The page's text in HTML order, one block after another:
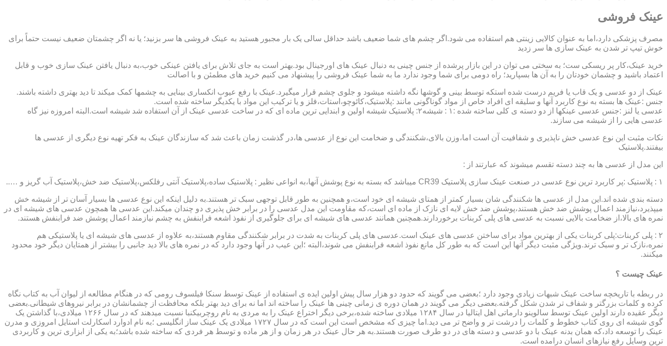
عینک فروشی
مصرف پزشکی دارد،اما به عنوان کالایی زینتی هم استفاده می شود.اگر چشم های شما ضعیف باشد حداقل سالی یک بار مجبور هستید به عینک فروشی ها سر بزنید؛ یا نه اگر چشمتان ضعیف نیست حتماً برای
خوش تیپ تر شدن به عینک سازی ها سر زدید
خرید عینک،کار پر ریسکی ست؛ به سختی می توان در این بازار پرشده از جنس چینی به دنبال عینک های اورجینال بود.بهتر است به جای تلاش برای یافتن عینکی خوب،به دنبال یافتن عینک سازی خوب و قابل
اعتماد باشید و چشمان خودتان را به آن ها بسپارید؛ راه دومی برای شما وجود ندارد ما به شما عینک فروشی را پیشنهاد می کنیم خرید های مطمئن و با اصالت
عینک از دو عدسی و یک قاب یا فریم درست شده استکه توسط بینی و گوشها نگه داشته میشود و جلوی چشم قرار میگیرد.عینک با رفع عیوب انکساری بینایی به چشمها کمک میکند تا دید بهتری داشته باشند.
جنس :عینک ها بسته به نوع کاربرد آنها و سلیقه ای افراد خاص از مواد گوناگونی مانند :پلاستیک،کائوچو،استات،فلز و یا ترکیب این مواد با یکدیگر ساخته شده است.
عدسی یا لنز :جنس عدسی عینکها از دو دسته ی کلی ساخته شده :۱ : شیشه۲: پلاستیک شیشه اولین و ابندایی ترین ماده ای که در ساخت عدسی عینک از آن استفاده شد شیشه است.البته امروزه نیز گاه
عدسی هایی را از شیشه می سازند.
نکات مثبت این نوع عدسی خش ناپذیری و شفافیت آن است اما،وزن بالای،شکنندگی و ضخامت این نوع از عدسی ها،در گذشت زمان باعث شد که سازندگان عینک به فکر تهیه نوع دیگری از عدسی ها
بیفتند.پلاستیک
این مدل از عدسی ها به چند دسته تقسم میشوند که عبارتند از :
۱ : پلاستیک :پر کاربرد ترین نوع عدسی در صنعت عینک سازی پلاستیک CR39 میباشد که بسته به نوع پوشش آنها،به انواعی نظیر : پلاستیک ساده،پلاستیک آنتی رفلکس،پلاستیک ضد خش،پلاستیک آب گریز و …..
دسته بندی شده اند.این مدل از عدسی ها شکنندگی شان بسیار کمتر از همتای شیشه ای خود است،و همچنین به طور قابل توجهی سبک تر هستند.به دلیل اینکه این نوع عدسی ها بسیار آسان تر از شیشه خش
میپذیرد،نیازمند اعمال پوشش ضد خش هستند،پوشش ضد خش لایه ای نازک از ماده ای است،که مقاومت این مدل عدسی را در برابر خش پذیری دو چندان میکند.این عدسی ها همچون عدسی های شیشه ای در
نمره های بالا،از ضخامت بالایی نسبت به عدسی های پلی کربنات برخوردارند.همچنین همانند عدسی های شیشه ای برای جلوگیری از نفوذ اشعه فرابنفش به چشم نیازمند اعمال پوشش ضد فرابنفش هستند.
۲ : پلی کربنات:پلی کربنات یکی از بهترین مواد برای ساختن عدسی های عینک است.عدسی های پلی کربنات به شدت در برابر شکنندگی مقاوم هستند،به علاوه از عدسی های شیشه ای یا پلاستیکی هم
نمره،نازک تر و سبک ترند.ویژگی مثبت دیگر آنها این است که به طور کل مانع نفوذ اشعه فرابنفش می شوند،البته ؛این عیب در آنها وجود دارد که در نمره های بالا دید جانبی را بیشتر از همتایان دیگر خود محدود
میکنند.
عینک چیست ؟
در ربطه با تاریخچه ساخت عینک شبهات زیادی وجود دارد ؛بعضی می گویند که حدود دو هزار سال پیش اولین ایده ی استفاده از عینک توسط سنکا فیلسوف رومی که در هنگام مطالعه از لیوان آب به کتاب نگاه
کرده و کلمات بزرگتر و شفاف تر شدن شکل گرفته.بعضی دیگر می گویند در همان دوره ی زمانی چینی ها عینک را ساخته اند اما نه برای دید بهتر بلکه محافظت از چشمانشان در برابر نیروهای شیطانی.بعضی
دیگر عقیده دارند اولین عینک توسط سالوینو دارماتی اهل ایتالیا در سال ۱۲۸۴ میلادی ساخته شده،برخی دیگر اختراع عینک را به مردی به نام روچربیکنبا نسبت میدهند که در سال ۱۲۶۶ میلادی،با گذاشتن یک
گوی شیشه ای روی کتاب خطوط و کلمات را درشت تر و واضح تر می دید.اما چیزی که مشخص است این است که در سال ۱۷۲۷ میلادی یک عینک ساز انگلیسی ؛به نام ادوارد اسکارلت استایل امروزی و مدرن
عینک را توسعه داد،که همان بدنه عینک با دو عدسی و دسته های در دو طرف صورت هستند.به هر حال عینک در هر زمان و از هر ماده و توسط هر فردی که ساخته شده باشد؛به یکی از ابزاری ترین و کاربردی
ترین وسایل رفع نیازهای انسان درامده است.